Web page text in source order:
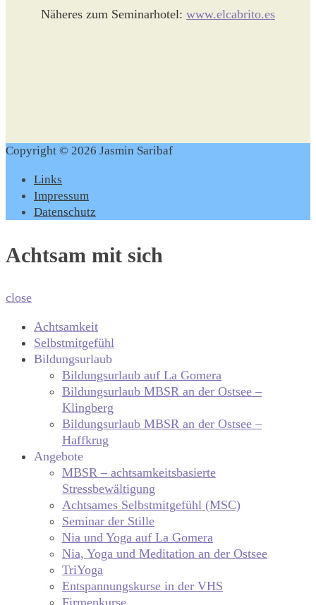
Näheres zum Seminarhotel: www.elcabrito.es
Copyright © 2026 Jasmin Saribaf
Links
Impressum
Datenschutz
Achtsam mit sich
close
Achtsamkeit
Selbstmitgefühl
Bildungsurlaub
Bildungsurlaub auf La Gomera
Bildungsurlaub MBSR an der Ostsee –
Klingberg
Bildungsurlaub MBSR an der Ostsee –
Haffkrug
Angebote
MBSR – achtsamkeitsbasierte
Stressbewältigung
Achtsames Selbstmitgefühl (MSC)
Seminar der Stille
Nia und Yoga auf La Gomera
Nia, Yoga und Meditation an der Ostsee
TriYoga
Entspannungskurse in der VHS
Firmenkurse